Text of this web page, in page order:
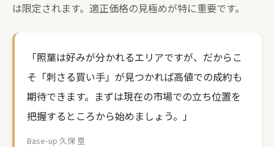
は限定されます。適正価格の見極めが特に重要です。
「照葉は好みが分かれるエリアですが、だからこ
そ「刺さる買い手」が見つかれば高値での成約も
期待できます。まずは現在の市場での立ち位置を
把握するところから始めましょう。」
Base-up 久保 塁